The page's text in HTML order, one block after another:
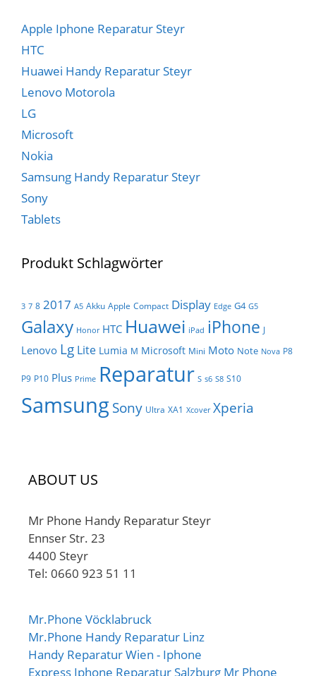
Apple Iphone Reparatur Steyr
HTC
Huawei Handy Reparatur Steyr
Lenovo Motorola
LG
Microsoft
Nokia
Samsung Handy Reparatur Steyr
Sony
Tablets
Produkt Schlagwörter
3 7 8 2017 A5 Akku Apple Compact Display Edge G4 G5
Galaxy Honor HTC Huawei iPad iPhone J
Lenovo Lg Lite Lumia M Microsoft Mini Moto Note Nova P8
P9 P10 Plus Prime Reparatur S s6 S8 S10
Samsung Sony Ultra XA1 Xcover Xperia
ABOUT US
Mr Phone Handy Reparatur Steyr
Ennser Str. 23
4400 Steyr
Tel: 0660 923 51 11
Mr.Phone Vöcklabruck
Mr.Phone Handy Reparatur Linz
Handy Reparatur Wien - Iphone
Express Iphone Reparatur Salzburg Mr Phone